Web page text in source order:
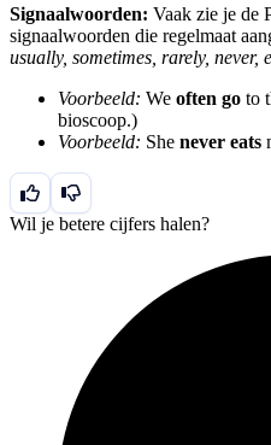
Signaalwoorden: Vaak zie je de
signaalwoorden die regelmaat
usually, sometimes, rarely, never,
Voorbeeld: We often go to
bioscoop.)
Voorbeeld: She never eats
Wil je betere cijfers halen?